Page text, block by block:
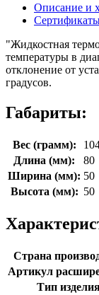
Описание и
"Жидкостная
температуры в
отклонение от
градусов.
Габариты:
Вес (грамм):
Длина (мм):
80
Ширина (мм): 50
Высота (мм): 50
Страна
Артикул
Тип